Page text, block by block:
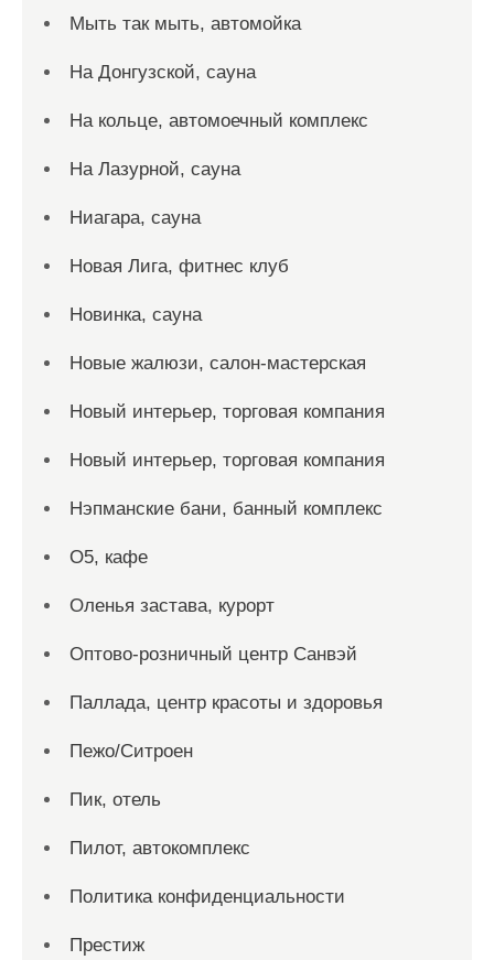
Мыть так мыть, автомойка
На Донгузской, сауна
На кольце, автомоечный комплекс
На Лазурной, сауна
Ниагара, сауна
Новая Лига, фитнес клуб
Новинка, сауна
Новые жалюзи, салон-мастерская
Новый интерьер, торговая компания
Новый интерьер, торговая компания
Нэпманские бани, банный комплекс
О5, кафе
Оленья застава, курорт
Оптово-розничный центр Санвэй
Паллада, центр красоты и здоровья
Пежо/Ситроен
Пик, отель
Пилот, автокомплекс
Политика конфиденциальности
Престиж